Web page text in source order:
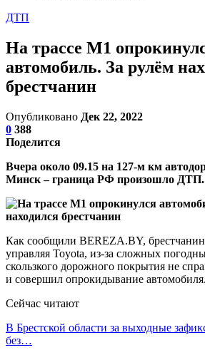
ДТП
На трассе М1
автомобиль. За рулём
брестчанин
Опубликовано Дек 22, 2022
0 388
Поделится
Вчера около 09.15 на 127-м км
Минск – граница РФ произошло ДТП.
Как сообщили BEREZA.BY,
управляя Toyota, из-за сложных
скользкого дорожного покрытия не
и совершил опрокидывание автомобиля.
Сейчас читают
В Брестской области за выходные
без…